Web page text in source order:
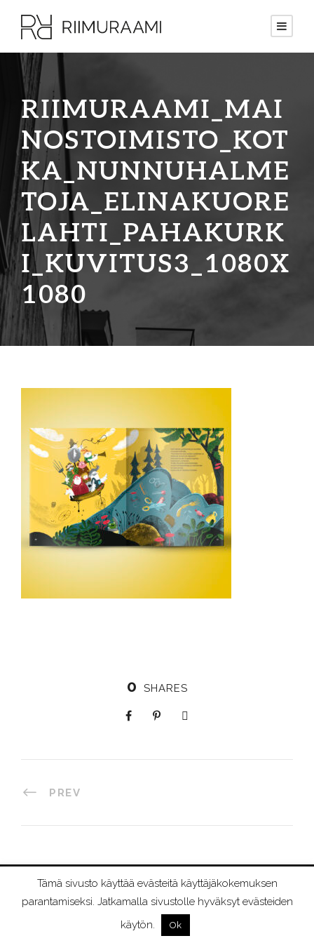
RIIMURAAMI_MAI
NOSTOIMISTO_KOT
KA_NUNNUHALME
TOJA_ELINAKUORE
LAHTI_PAHAKURK
I_KUVITUS3_1080X
1080
0 SHARES
PREV
©2026 RIIMURAAMI
Tämä sivusto käyttää evästeitä käyttäjäkokemuksen
parantamiseksi. Jatkamalla sivustolle hyväksyt evästeiden
käytön.
Ok